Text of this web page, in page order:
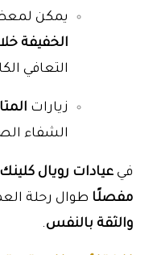
يمكن
الخفيفة
التعافي
زيارات
الشفاء
في عيادات رويال كلينك
مفصلًا طوال رحلة
والثقة بالنفس.